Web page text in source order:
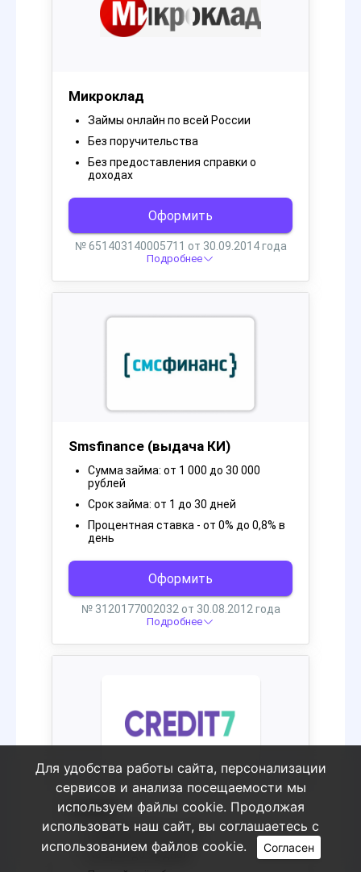
Для удобства работы сайта, персонализации
сервисов и анализа посещаемости мы
используем файлы cookie. Продолжая
использовать наш сайт, вы соглашаетесь с
использованием файлов cookie.
Согласен